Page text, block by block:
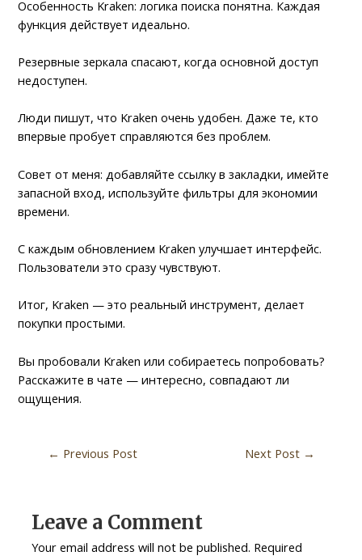
Особенность Kraken: логика поиска понятна. Каждая
функция действует идеально.
Резервные зеркала спасают, когда основной доступ
недоступен.
Люди пишут, что Kraken очень удобен. Даже те, кто
впервые пробует справляются без проблем.
Совет от меня: добавляйте ссылку в закладки, имейте
запасной вход, используйте фильтры для экономии
времени.
С каждым обновлением Kraken улучшает интерфейс.
Пользователи это сразу чувствуют.
Итог, Kraken — это реальный инструмент, делает
покупки простыми.
Вы пробовали Kraken или собираетесь попробовать?
Расскажите в чате — интересно, совпадают ли
ощущения.
← Previous Post Next Post →
Leave a Comment
Your email address will not be published. Required